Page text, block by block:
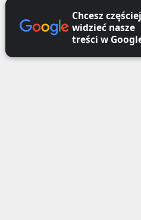
Chcesz częściej
widzieć nasze
treści w